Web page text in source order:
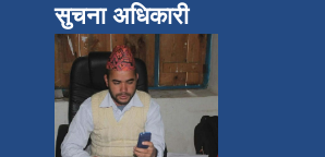
सुचना अधिकारी